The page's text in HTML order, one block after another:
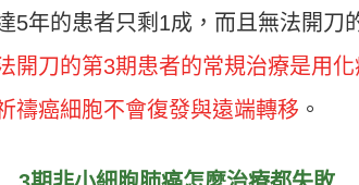
5年的患者只剩1成，而且無法開刀
開刀的第3期患者的常規治療是用
禱癌細胞不會復發與遠端轉移 。